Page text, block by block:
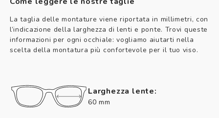
La taglia delle montature viene riportata in millimetri, con
l’indicazione della larghezza di lenti e ponte. Trovi queste
informazioni per ogni occhiale: vogliamo aiutarti nella
scelta della montatura più confortevole per il tuo viso.
Larghezza lente:
60 mm